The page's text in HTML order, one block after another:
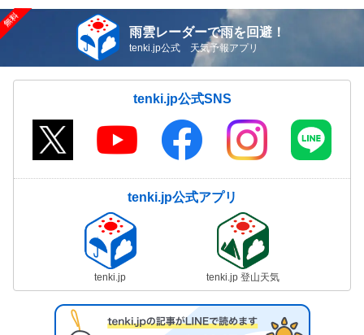
雨雲レーダーで雨を回避！
tenki.jp公式 天気予報アプリ
tenki.jp公式SNS
tenki.jp公式アプリ
tenki.jp tenki.jp 登山天気